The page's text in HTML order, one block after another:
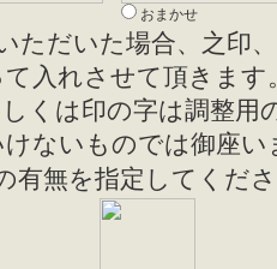
おまかせ
ただいた場合、之印
入れさせて頂きます
くは印の字は調整
けないものでは御座い
有無を指定してくだ